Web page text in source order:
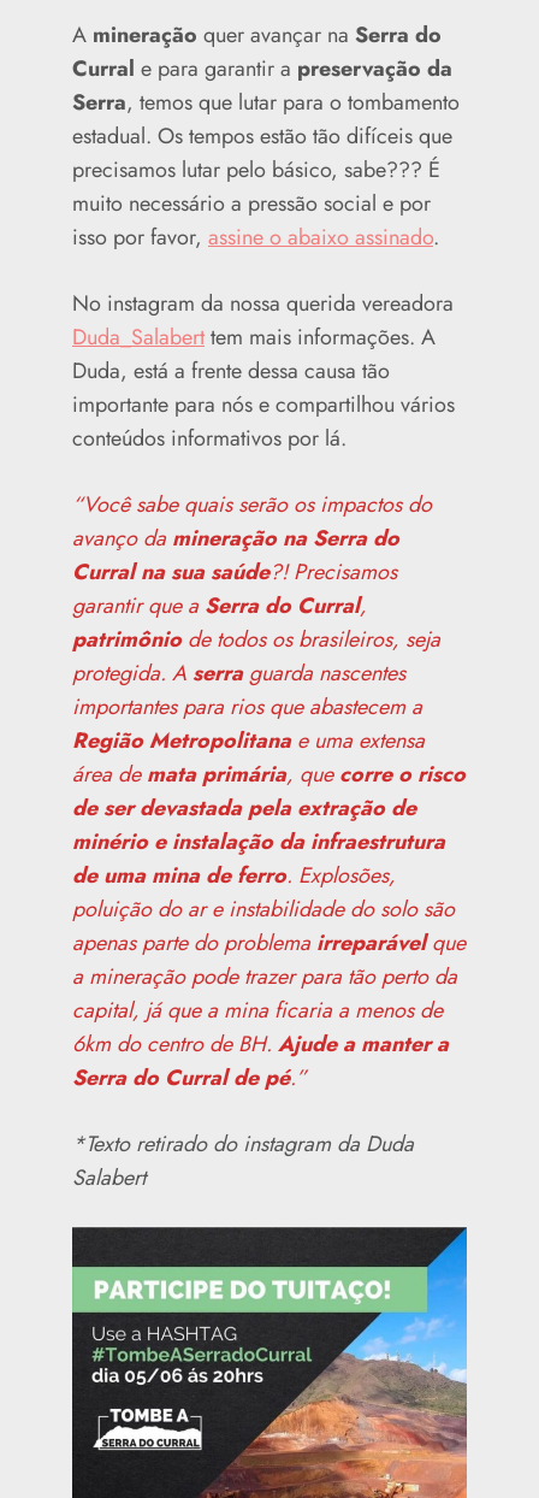
A mineração quer avançar na Serra do
Curral e para garantir a preservação da
Serra, temos que lutar para o tombamento
estadual. Os tempos estão tão difíceis que
precisamos lutar pelo básico, sabe??? É
muito necessário a pressão social e por
isso por favor, assine o abaixo assinado.
No instagram da nossa querida vereadora
Duda_Salaberttem mais informações. A
Duda, está a frente dessa causa tão
importante para nós e compartilhou vários
conteúdos informativos por lá.
“Você sabe quais serão os impactos do
avanço da mineração na Serra do
Curral na sua saúde?! Precisamos
garantir que a Serra do Curral,
patrimôniode todos os brasileiros, seja
protegida. A serraguarda nascentes
importantes para rios que abastecem a
Região Metropolitanae uma extensa
área demata primária, quecorre o risco
de ser devastada pela extração de
minério e instalação da infraestrutura
de uma mina de ferro. Explosões,
poluição do ar e instabilidade do solo são
apenas parte do problema irreparávelque
a mineração pode trazer para tão perto da
capital, já que a mina ficaria a menos de
6km do centro de BH. Ajude a manter a
Serra do Curral de pé.”
*Texto retirado do instagram da Duda
Salabert